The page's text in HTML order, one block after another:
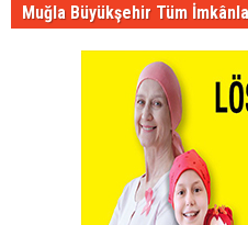
Muğla Büyükşehir Tüm